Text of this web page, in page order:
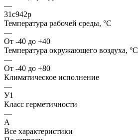
—
31с942р
Температура рабочей среды, °С
—
От -40 до +40
Температура окружающего воздуха, °С
—
От -40 до +80
Климатическое исполнение
—
У1
Класс герметичности
—
А
Все характеристики